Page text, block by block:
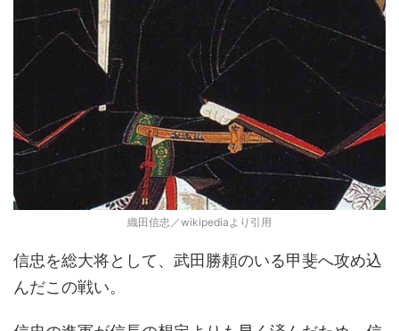
織田信忠／wikipediaより引用
信忠を総大将として、武田勝頼のいる甲斐へ攻め込
んだこの戦い。